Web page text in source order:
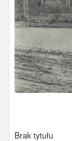
Brak tytułu